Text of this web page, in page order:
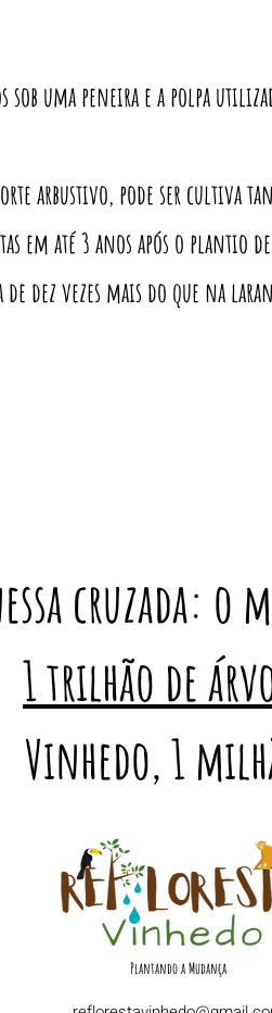
sob uma peneira e a polpa
arbustivo, pode ser cultiva
em até 3 anos após o plantio
de dez vezes mais do que na
cruzada: o
1 trilhão de
Vinhedo, 1
Plantando a Mudança